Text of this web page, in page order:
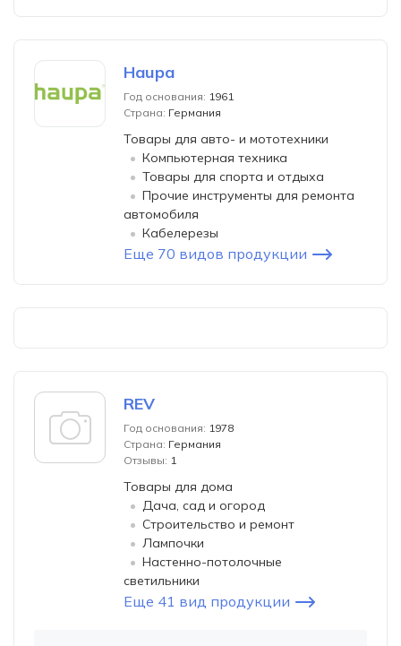
Haupa
Год основания: 1961
Страна: Германия
Товары для авто- и мототехники
Компьютерная техника
Товары для спорта и отдыха
Прочие инструменты для ремонта
автомобиля
Кабелерезы
Еще 70 видов продукции
REV
Год основания: 1978
Страна: Германия
Отзывы: 1
Товары для дома
Дача, сад и огород
Строительство и ремонт
Лампочки
Настенно-потолочные
светильники
Еще 41 вид продукции